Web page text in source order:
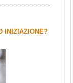
INIZIAZIONE?